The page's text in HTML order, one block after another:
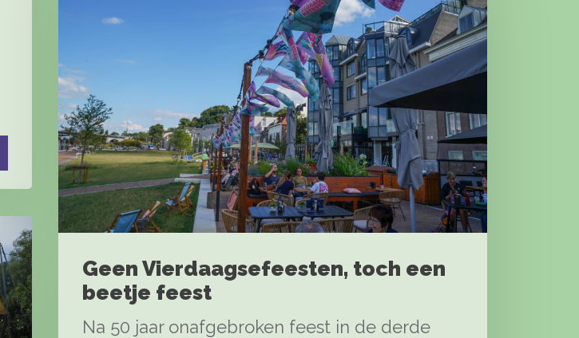
Geen Vierdaagsefeesten, toch een
beetje feest
Na 50 jaar onafgebroken feest in de derde